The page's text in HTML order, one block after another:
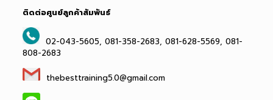
ติดต่อศูนย์ลูกค้าสัมพันธ์
02-043-5605, 081-358-2683, 081-628-5569, 081-
808-2683
thebesttraining5.0@gmail.com